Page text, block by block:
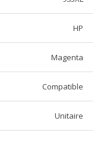
HP
Magenta
Compatible
Unitaire